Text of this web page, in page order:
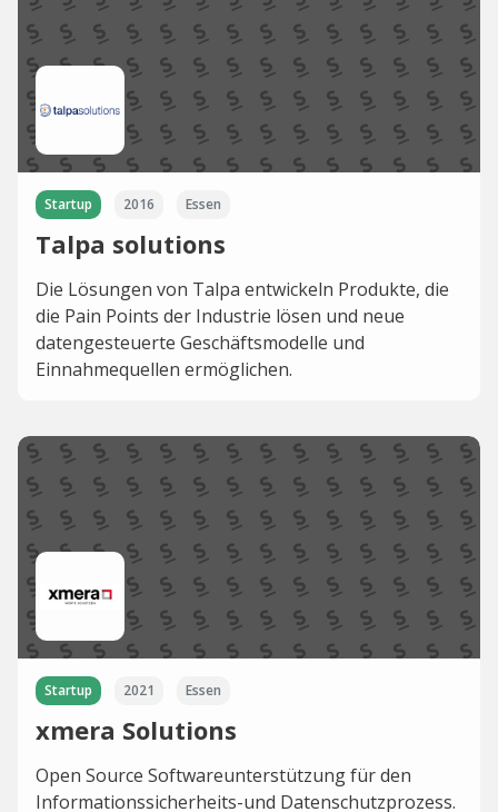
Startup 2016 Essen
Talpa solutions
Die Lösungen von Talpa entwickeln Produkte, die
die Pain Points der Industrie lösen und neue
datengesteuerte Geschäftsmodelle und
Einnahmequellen ermöglichen.
Startup 2021 Essen
xmera Solutions
Open Source Softwareunterstützung für den
Informationssicherheits-und Datenschutzprozess.